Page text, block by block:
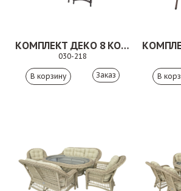
КОМПЛЕКТ ДЕКО 8 КОРИЧНЕВЫЙ
030-218
Заказ